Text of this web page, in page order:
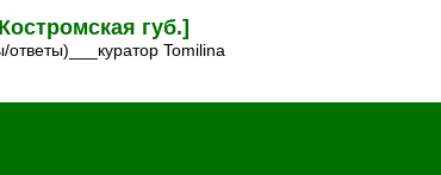
губ.]
Tomilina